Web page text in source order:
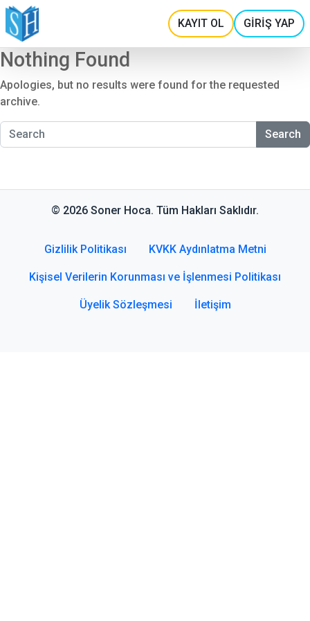
KAYIT OL GİRİŞ YAP
Nothing Found
Apologies, but no results were found for the requested
archive.
Search
© 2026 Soner Hoca. Tüm Hakları Saklıdır.
Gizlilik Politikası KVKK Aydınlatma Metni
Kişisel Verilerin Korunması ve İşlenmesi Politikası
Üyelik Sözleşmesi İletişim